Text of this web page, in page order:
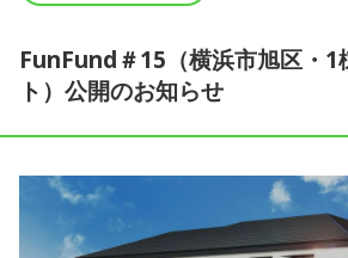
初めての方へ よく
お問い合わせ
利用規約等
会員規約
FunFund＃15（横浜市旭区・1
ト）公開のお知らせ